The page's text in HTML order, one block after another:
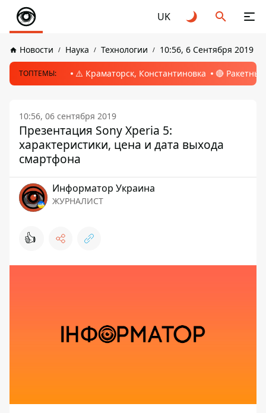
UK
Новости Наука Технологии 10:56, 6 Сентября 2019
ТОПТЕМЫ: ⚠️ Краматорск, Константиновка 🔴
10:56, 06 сентября 2019
Презентация Sony Xperia 5:
характеристики, цена и дата выхода
смартфона
Информатор Украина
ЖУРНАЛИСТ
👍